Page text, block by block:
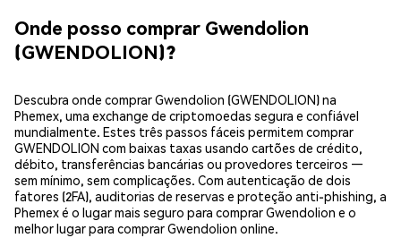
Onde posso comprar Gwendolion
(GWENDOLION)?
Descubra onde comprar Gwendolion (GWENDOLION) na
Phemex, uma exchange de criptomoedas segura e confiável
mundialmente. Estes três passos fáceis permitem comprar
GWENDOLION com baixas taxas usando cartões de crédito,
débito, transferências bancárias ou provedores terceiros —
sem mínimo, sem complicações. Com autenticação de dois
fatores (2FA), auditorias de reservas e proteção anti-phishing, a
Phemex é o lugar mais seguro para comprar Gwendolion e o
melhor lugar para comprar Gwendolion online.